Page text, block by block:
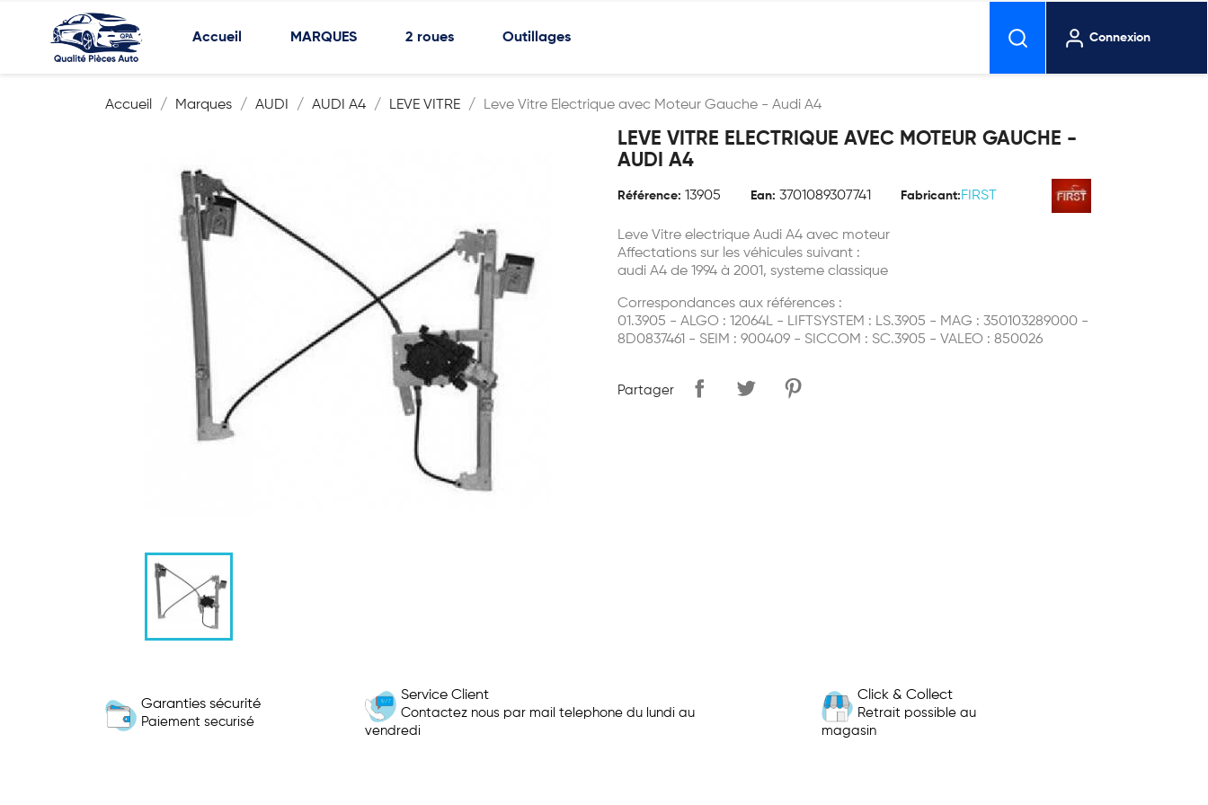
Accueil MARQUES 2 roues Outillages Connexion
Accueil Marques AUDI AUDI A4 LEVE VITRE Leve Vitre Electrique avec Moteur Gauche - Audi A4
LEVE VITRE ELECTRIQUE AVEC MOTEUR GAUCHE -
AUDI A4
Référence: 13905 Ean: 3701089307741 Fabricant: FIRST
Leve Vitre electrique Audi A4 avec moteur
Affectations sur les véhicules suivant :
audi A4 de 1994 à 2001, systeme classique
Correspondances aux références :
01.3905 - ALGO : 12064L - LIFTSYSTEM : LS.3905 - MAG : 350103289000 -
8D0837461 - SEIM : 900409 - SICCOM : SC.3905 - VALEO : 850026
Partager
Garanties sécurité
Paiement securisé
Service Client
Contactez nous par mail telephone du lundi au
vendredi
Click & Collect
Retrait possible au
magasin